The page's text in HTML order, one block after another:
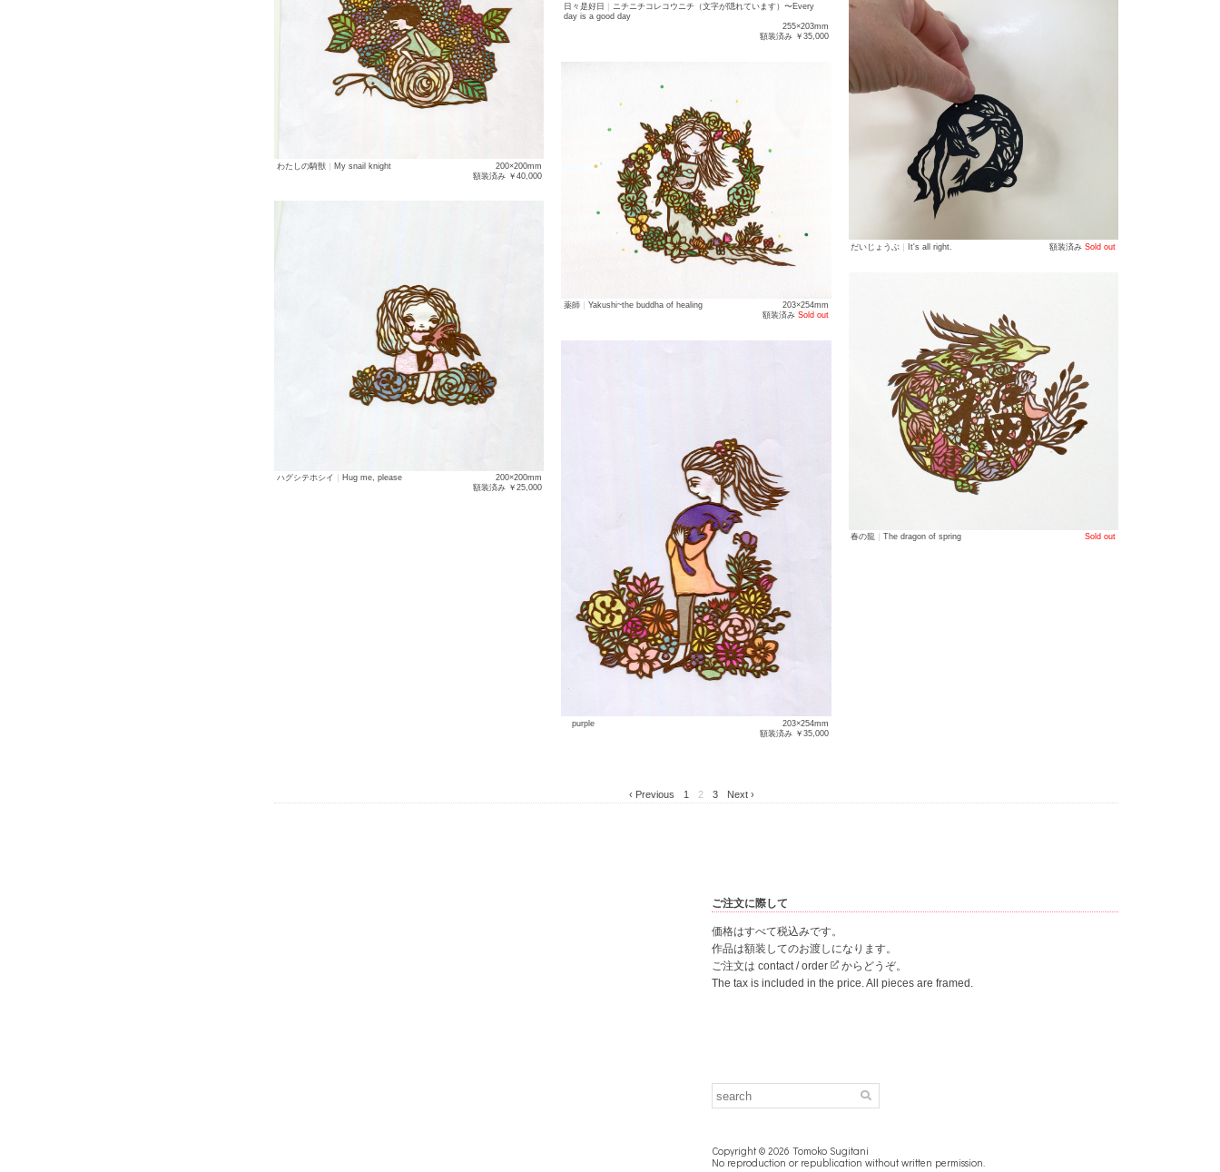
わたしの騎獣｜ My snail knight
200×200mm
額装済み ￥40,000
ハグシテホシイ Hug me, please
200×200mm
額装済み ￥25,000
日々是好日
ニチニチコレコウニチ（文字が隠れています）〜Every
day is a good day
255×203mm
額装済み ￥35,000
薬師 ｜Yakushi~the buddha of healing
203×254mm
額装済み Sold out
purple
203×254mm
額装済み ￥35,000
だいじょうぶ It's all right. 額装済みSold out
春の龍 ｜The dragon of spring Sold out
‹ Previous 1 2 3 Next ›
ご注文に際して
価格はすべて税込みです。
作品は額装してのお渡しになります。
ご注文は contact / order
からどうぞ。
The tax is included in the price. All pieces are framed.
索
Copyright © 2026 Tomoko Sugitani
No reproduction or republication without written permission.